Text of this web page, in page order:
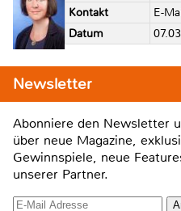
Kontakt
E-
Datum
Newsletter
Abonniere den Newsletter
über neue Magazine,
Gewinnspiele, neue
unserer Partner.